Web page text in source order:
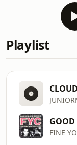
Playlist
FINE